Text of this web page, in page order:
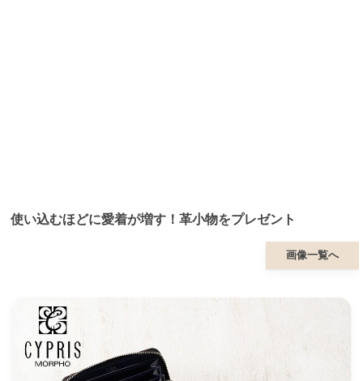
使い込むほどに愛着が増す！革小物をプレゼント
画像一覧へ